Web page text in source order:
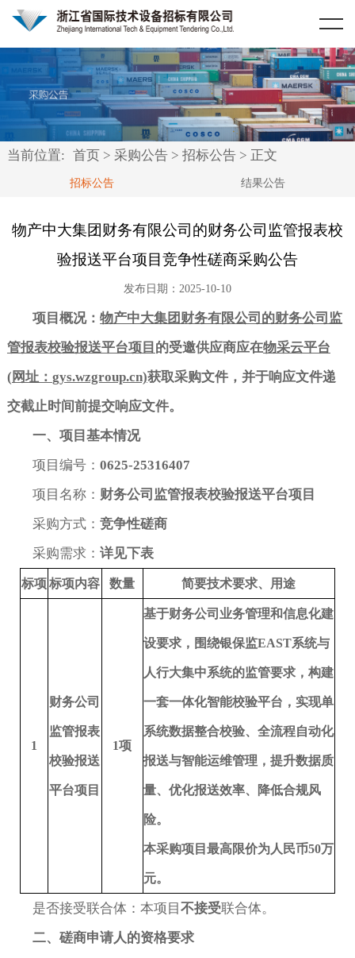
当前位置: 首页 > 采购公告> 招标公告> 正文
招标公告 结果公告
物产中大集团财务有限公司的财务公司监管报表校
验报送平台项目竞争性磋商采购公告
发布日期：2025-10-10
项目概况：物产中大集团财务有限公司的财务公司监
管报表校验报送平台项目 的受邀供应商应在物采云平台
( 网址： gys.wzgroup.cn)获取采购文件，并于响应文件递
交截止时间前提交响应文件。
一、项目基本情况
项目编号： 0625-25316407
项目名称： 财务公司监管报表校验报送平台项目
采购方式： 竞争性磋商
采购需求： 详见下表
标项 标项内容 数量 简要技术要求、用途
1
财务公司
监管报表
校验报送
平台项目
1项
基于财务公司业务管理和信息化建
设要求，围绕银保监EAST系统与
人行大集中系统的监管要求，构建
一套一体化智能校验平台，实现单
系统数据整合校验、全流程自动化
报送与智能运维管理，提升数据质
量、优化报送效率、降低合规风
险。
本采购项目最高限价为人民币50万
元。
是否接受联合体：本项目 不接受联合体。
二、磋商申请人的资格要求
首页
关于我们
公司简介
业务范围
公司资质
公司荣誉
资讯中心
采购公告
招标公告
结果公告
典型项目
政府机关
医院
科研院所
法律法规
政府采购
人才招聘